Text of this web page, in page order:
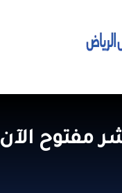
مفتوح الآن